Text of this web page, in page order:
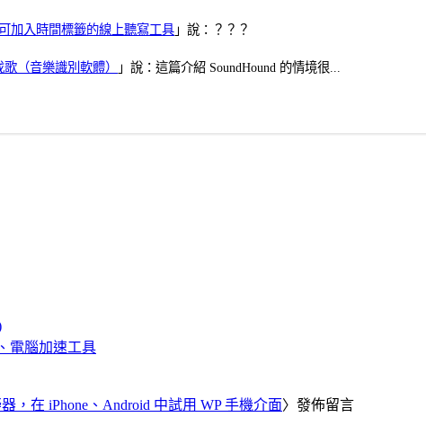
加入時間標籤的線上聽寫工具 」說：？？？
（音樂識別軟體） 」說：這篇介紹 SoundHound 的情境很...
電腦加速工具
，在 iPhone、Android 中試用 WP 手機介面〉發佈留言